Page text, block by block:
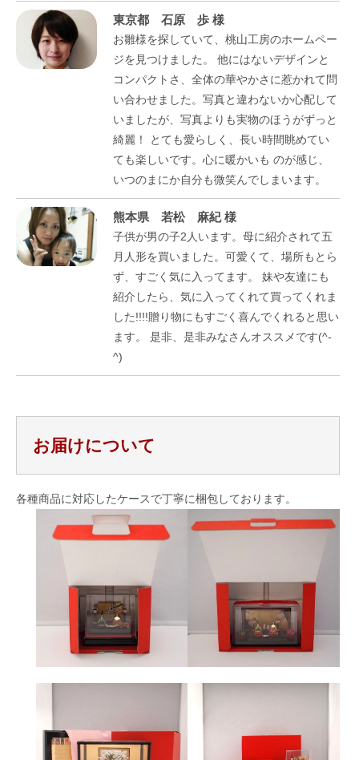
東京都 石原 歩 様
お雛様を探していて、桃山工房のホームペー
ジを見つけました。 他にはないデザインと
コンパクトさ、全体の華やかさに惹かれて問
い合わせました。写真と違わないか心配して
いましたが、写真よりも実物のほうがずっと
綺麗！ とても愛らしく、長い時間眺めてい
ても楽しいです。心に暖かいも のが感じ、
いつのまにか自分も微笑んでしまいます。
熊本県 若松 麻紀 様
子供が男の子2人います。母に紹介されて五
月人形を買いました。可愛くて、場所もとら
ず、すごく気に入ってます。 妹や友達にも
紹介したら、気に入ってくれて買ってくれま
した!!!!贈り物にもすごく喜んでくれると思い
ます。 是非、是非みなさんオススメです(^-
^)
お届けについて
各種商品に対応したケースで丁寧に梱包しております。